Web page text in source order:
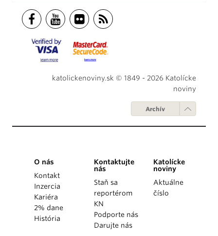
katolickenoviny.sk © 1849 - 2026 Katolícke
noviny
Archív
O nás
Kontakt
Inzercia
Kariéra
2% dane
História
Kontaktujte
nás
Staň sa
reportérom
KN
Podporte nás
Darujte nás
Katolícke
noviny
Aktuálne
číslo